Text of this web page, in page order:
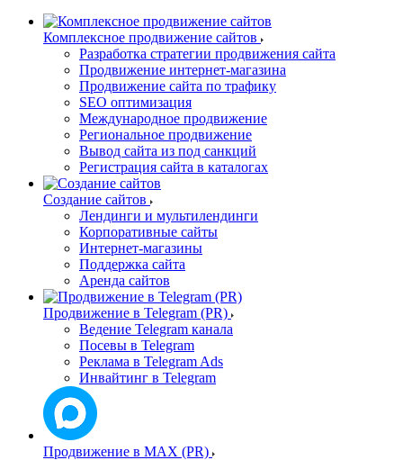
Комплексное продвижение сайтов
Разработка стратегии продвижения сайта
Продвижение интернет-магазина
Продвижение сайта по трафику
SEO оптимизация
Международное продвижение
Региональное продвижение
Вывод сайта из под санкций
Регистрация сайта в каталогах
Создание сайтов
Лендинги и мультилендинги
Корпоративные сайты
Интернет-магазины
Поддержка сайта
Аренда сайтов
Продвижение в Telegram (PR)
Ведение Telegram канала
Посевы в Telegram
Реклама в Telegram Ads
Инвайтинг в Telegram
Продвижение в MAX (PR)